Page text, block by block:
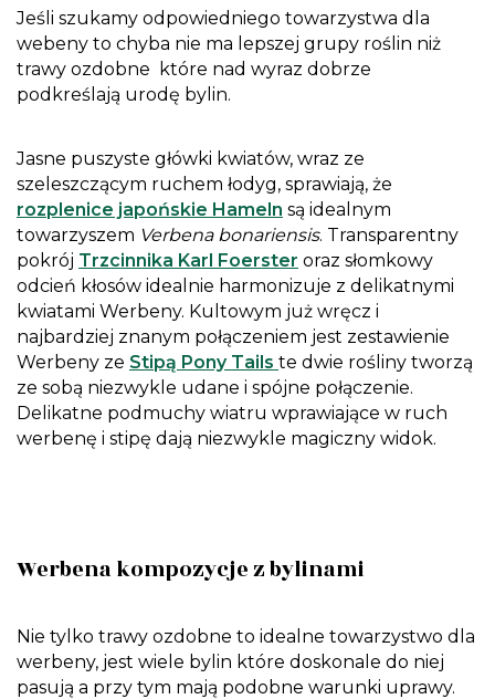
Jeśli szukamy odpowiedniego towarzystwa dla
webeny to chyba nie ma lepszej grupy roślin niż
trawy ozdobne które nad wyraz dobrze
podkreślają urodę bylin.
Jasne puszyste główki kwiatów, wraz ze
szeleszczącym ruchem łodyg, sprawiają, że
rozplenice japońskie Hameln są idealnym
towarzyszem Verbena bonariensis. Transparentny
pokrój Trzcinnika Karl Foerster oraz słomkowy
odcień kłosów idealnie harmonizuje z delikatnymi
kwiatami Werbeny. Kultowym już wręcz i
najbardziej znanym połączeniem jest zestawienie
Werbeny ze Stipą Pony Tails te dwie rośliny tworzą
ze sobą niezwykle udane i spójne połączenie.
Delikatne podmuchy wiatru wprawiające w ruch
werbenę i stipę dają niezwykle magiczny widok.
Werbena kompozycje z bylinami
Nie tylko trawy ozdobne to idealne towarzystwo dla
werbeny, jest wiele bylin które doskonale do niej
pasują a przy tym mają podobne warunki uprawy.